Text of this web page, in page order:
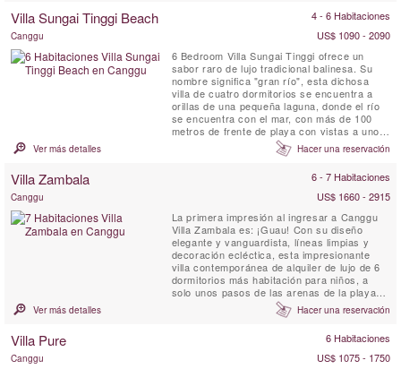
por el mar y respaldado por una prístina
Villa Sungai Tinggi Beach 4 - 6 Habitaciones
Canggu
US$ 1090 - 2090
6 Bedroom Villa Sungai Tinggi ofrece un
sabor raro de lujo tradicional balinesa. Su
nombre significa "gran río", esta dichosa
villa de cuatro dormitorios se encuentra a
orillas de una pequeña laguna, donde el río
se encuentra con el mar, con más de 100
metros de frente de playa con vistas a uno
de los saltos de surf infames de Canggu.
Ver más detalles Hacer una reservación
Villa Zambala 6 - 7 Habitaciones
Canggu
US$ 1660 - 2915
La primera impresión al ingresar a Canggu
Villa Zambala es: ¡Guau! Con su diseño
elegante y vanguardista, líneas limpias y
decoración ecléctica, esta impresionante
villa contemporánea de alquiler de lujo de 6
dormitorios más habitación para niños, a
solo unos pasos de las arenas de la playa
de Berawa en Canggu, Villa Zambala es una
nueva y vibrante adición de alquiler a este
¡Perfecto para familias o grupos de amigos
Ver más detalles Hacer una reservación
Villa Pure 6 Habitaciones
Canggu
US$ 1075 - 1750